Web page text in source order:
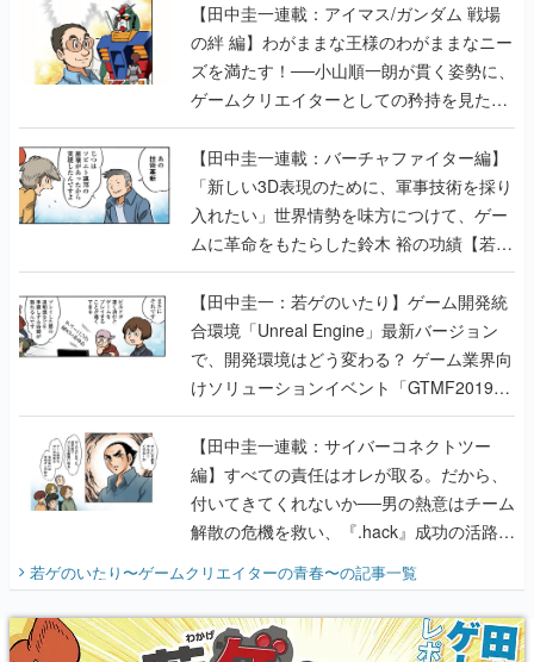
【田中圭一連載：アイマス/ガンダム 戦場
の絆 編】わがままな王様のわがままなニー
ズを満たす！──小山順一朗が貫く姿勢に、
ゲームクリエイターとしての矜持を見た
【若ゲのいたり最終回】
【田中圭一連載：バーチャファイター編】
「新しい3D表現のために、軍事技術を採り
入れたい」世界情勢を味方につけて、ゲー
ムに革命をもたらした鈴木 裕の功績【若ゲ
のいたり】
【田中圭一：若ゲのいたり】ゲーム開発統
合環境「Unreal Engine」最新バージョン
で、開発環境はどう変わる？ ゲーム業界向
けソリューションイベント「GTMF2019」
に行って、より理解を深めよう【PR】
【田中圭一連載：サイバーコネクトツー
編】すべての責任はオレが取る。だから、
付いてきてくれないか──男の熱意はチーム
解散の危機を救い、『.hack』成功の活路を
開く。業界の快男児・松山 洋に流れる血は
『少年ジャンプ』色だった【若ゲのいた
り】
若ゲのいたり〜ゲームクリエイターの青春〜の記事一覧